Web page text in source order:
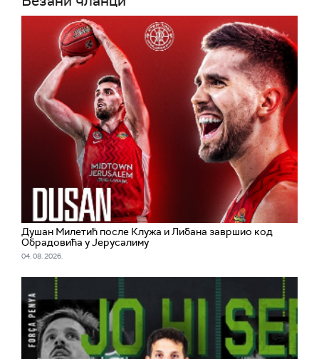
Душан Милетић после Клужа и Либана завршио код
Обрадовића у Јерусалиму
04. 08. 2026.